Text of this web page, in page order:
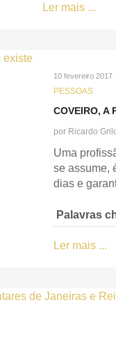
Ler mais ...
10 fevereiro 2017
PESSOAS
COVEIRO, A
por Ricardo
Uma
se assume,
dias e
Palavras
Ler mais ...